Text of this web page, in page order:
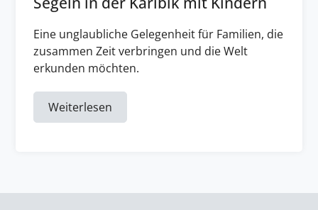
Eine unglaubliche Gelegenheit für Familien, die
zusammen Zeit verbringen und die Welt
erkunden möchten.
Weiterlesen